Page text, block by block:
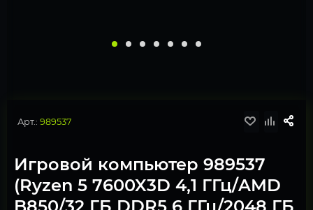
Арт.: 989537
Игровой компьютер 989537
(Ryzen 5 7600X3D 4,1 ГГц/AMD